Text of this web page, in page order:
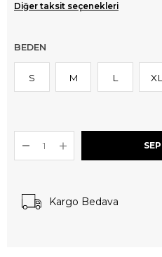
Diğer taksit seçenekleri
BEDEN
S M L XL
Kargo Bedava